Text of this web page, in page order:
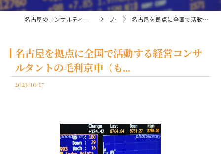
名古屋のコンサルティングなら経営コンサルタント毛利京申 ブログ 名古屋を拠点に全国で活動する経営コンサルタントの毛利京申（も...
名古屋を拠点に全国で活動する経営コンサ
ルタントの毛利京申（も...
2023/10/17